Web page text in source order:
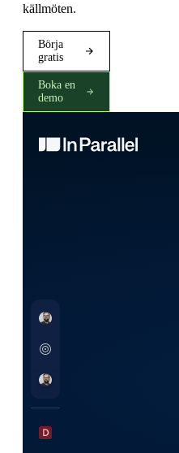
källmöten.
Börja
gratis
Boka en
demo